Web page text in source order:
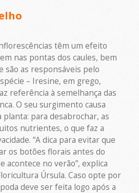
têm um efeito
nas pontas dos caules, bem
são as responsáveis pelo
– Iresine, em grego,
referência à semelhança das
O seu surgimento causa
planta: para desabrochar, as
nutrientes, o que faz a
“A dica para evitar que
os botões florais antes do
acontece no verão”, explica
Úrsula. Caso opte por
deve ser feita logo após a